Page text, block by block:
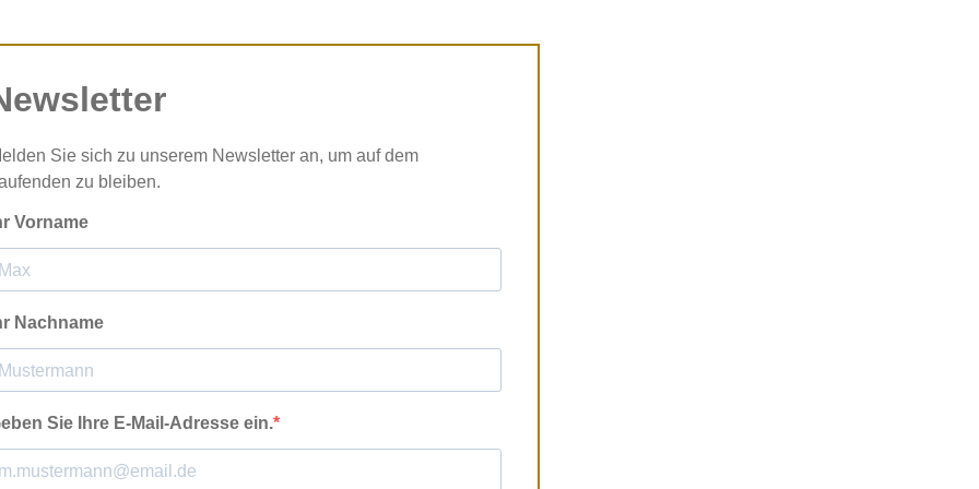
Sie sich zu unserem Newsletter an, um auf dem
zu bleiben.
Vorname
Nachname
Sie Ihre E-Mail-Adresse ein.